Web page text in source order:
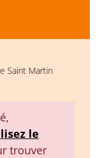
Saint Martin
le
trouver